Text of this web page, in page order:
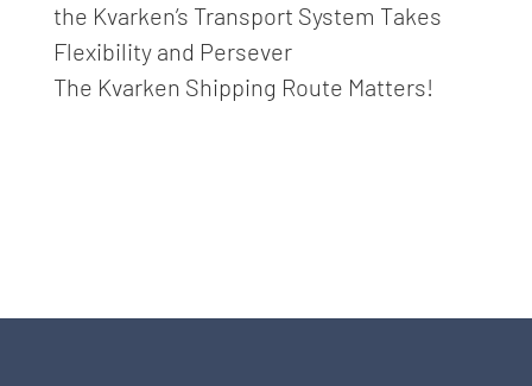
the Kvarken’s Transport System Takes
Flexibility and Persever
The Kvarken Shipping Route Matters!